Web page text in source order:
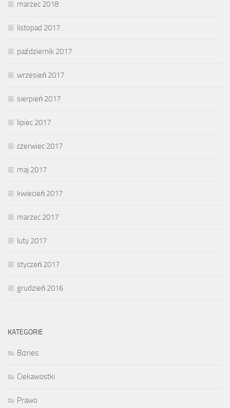
marzec 2018
listopad 2017
październik 2017
wrzesień 2017
sierpień 2017
lipiec 2017
czerwiec 2017
maj 2017
kwiecień 2017
marzec 2017
luty 2017
styczeń 2017
grudzień 2016
KATEGORIE
Biznes
Ciekawostki
Prawo